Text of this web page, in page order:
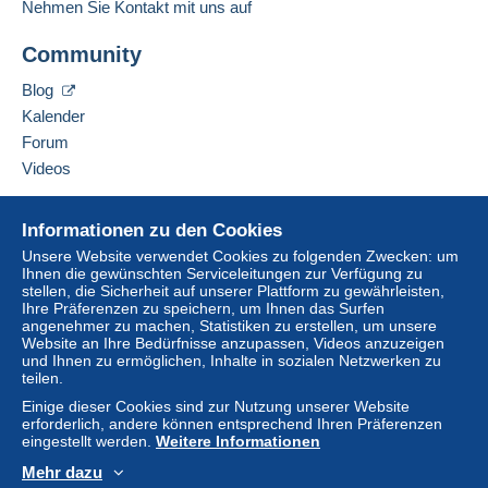
Der Käufer nutzt die von Delcampe auf der Seite
Zahlungsmethoden.
Eine Zahlung, die nicht über
integrierte Zahlungssystem erfolgt
Kauf kann Konsequenzen für das Konto des
Käufers nach sich ziehen.
Klauseln enthalten, die sich auf die Zahlung
beziehen, sind diese Klauseln als nichtig zu
betrachten. Es gelten ausschließlich die
Zahlungsbedingungen der Delcampe-Website, wie
sie in den Nutzungsbedingungen definiert sind.
Käufe müssen, nachdem der Verkäufer die
Tagenbezahlt werden.
Bien lire mes conditions de vente avant d'enchérir.
Verkäufer kontaktieren
hinzufügen
Informationen zu den Cookies
Unsere Website verwendet Cookies zu folgenden Zwecken: um
Ihnen die gewünschten Serviceleitungen zur Verfügung zu
stellen, die Sicherheit auf unserer Plattform zu gewährleisten,
Ihre Präferenzen zu speichern, um Ihnen das Surfen
angenehmer zu machen, Statistiken zu erstellen, um unsere
Website an Ihre Bedürfnisse anzupassen, Videos anzuzeigen
und Ihnen zu ermöglichen, Inhalte in sozialen Netzwerken zu
teilen.
Einige dieser Cookies sind zur Nutzung unserer Website
erforderlich, andere können entsprechend Ihren Präferenzen
eingestellt werden. Weitere Informationen
Mehr dazu
Nehmen Sie Kontakt mit uns auf
Community
Blog
Kalender
Forum
Videos
Online-Hilfe
Auf Delcampe kaufen
Auf Delcampe verkaufen
Eine sichere Website